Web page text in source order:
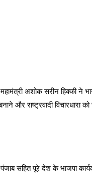
महामंत्री अशोक सरीन हिक्की ने
और राष्ट्रवादी
सहित पूरे देश के भाजपा